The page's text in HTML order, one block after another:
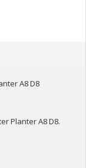
A8 D8
Planter A8 D8.